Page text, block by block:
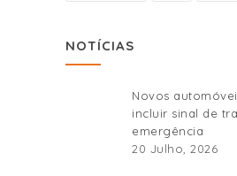
NOTÍCIAS
Novos
incluir sinal de
emergência
20 Julho, 2026